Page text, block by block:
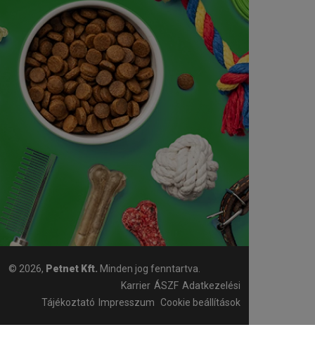
© 2026, Petnet Kft. Minden jog fenntartva.
Karrier ÁSZF Adatkezelési
Tájékoztató
Impresszum Cookie beállítások